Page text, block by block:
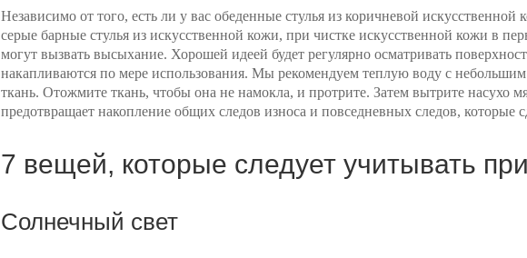
Независимо от того, есть ли у вас обеденные стулья из коричневой
серые барные стулья из искусственной кожи, при чистке искусственной кожи в
могут вызвать высыхание. Хорошей идеей будет регулярно осматривать
накапливаются по мере использования. Мы рекомендуем теплую воду с
ткань. Отожмите ткань, чтобы она не намокла, и протрите. Затем вытрите насухо
предотвращает накопление общих следов износа и повседневных следов, которые
7 вещей, которые следует учитывать
Солнечный свет